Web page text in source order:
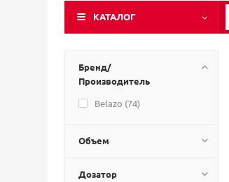
КАТАЛОГ
Бренд/
Производитель
Belazo (74)
Объем
Дозатор